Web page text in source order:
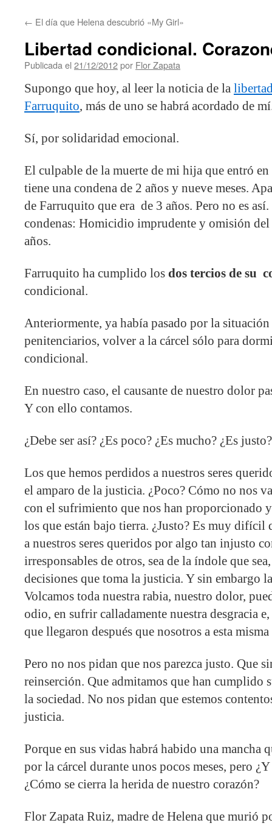
← El día que Helena descubrió «My Girl»
Libertad condicional.
Publicada el 21/12/2012por Flor Zapata
Supongo que hoy, al leer la noticia de la
Farruquito, más de uno se habrá acordado de
Sí, por solidaridad emocional.
El culpable de la muerte de mi hija que entró
tiene una condena de 2 años y nueve meses.
de Farruquito que era de 3 años. Pero no es
condenas: Homicidio imprudente y omisión del
años.
Farruquito ha cumplido los dos tercios de su
condicional.
Anteriormente, ya había pasado por la
penitenciarios, volver a la cárcel sólo para
condicional.
En nuestro caso, el causante de nuestro dolor
Y con ello contamos.
¿Debe ser así? ¿Es poco? ¿Es mucho? ¿Es justo?
Los que hemos perdidos a nuestros seres
el amparo de la justicia. ¿Poco? Cómo no nos
con el sufrimiento que nos han proporcionado
los que están bajo tierra. ¿Justo? Es muy difícil
a nuestros seres queridos por algo tan injusto
irresponsables de otros, sea de la índole que
decisiones que toma la justicia. Y sin embargo
Volcamos toda nuestra rabia, nuestro dolor,
odio, en sufrir calladamente nuestra desgracia
que llegaron después que nosotros a esta
Pero no nos pidan que nos parezca justo. Que
reinserción. Que admitamos que han cumplido
la sociedad. No nos pidan que estemos
justicia.
Porque en sus vidas habrá habido una mancha
por la cárcel durante unos pocos meses, pero
¿Cómo se cierra la herida de nuestro corazón?
Flor Zapata Ruiz, madre de Helena que murió